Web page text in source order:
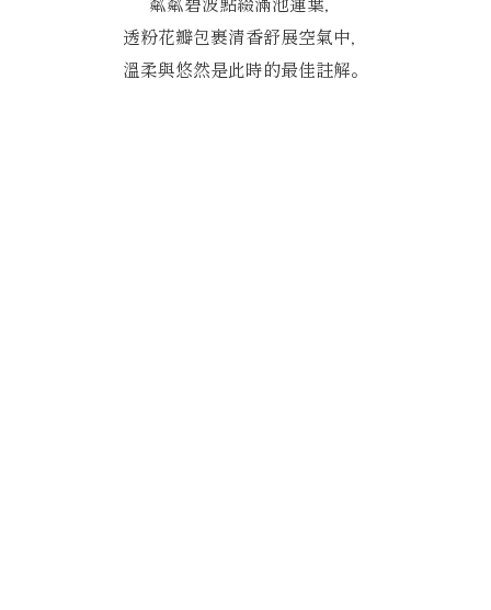
透粉花瓣包裹清香舒展空氣中，
溫柔與悠然是此時的最佳註解。